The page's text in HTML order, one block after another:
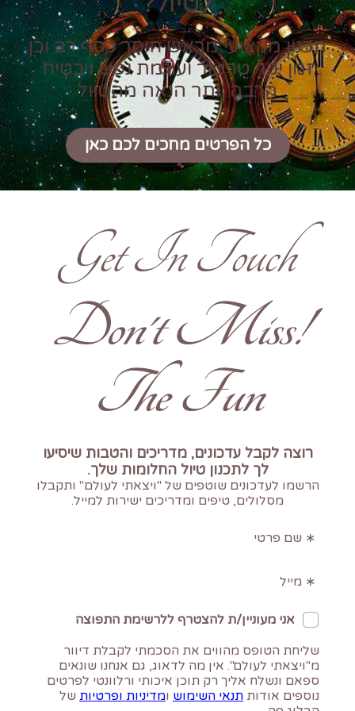
תכנון מקצועי מראש חוסך כסף רב וכן
זמן יקר טרטור ועוגמת נפש ויבטיח
הרבה יותר הנאה מהטיול
כל הפרטים מחכים לכם כאן
Get In Touch
!Don't Miss
The Fun